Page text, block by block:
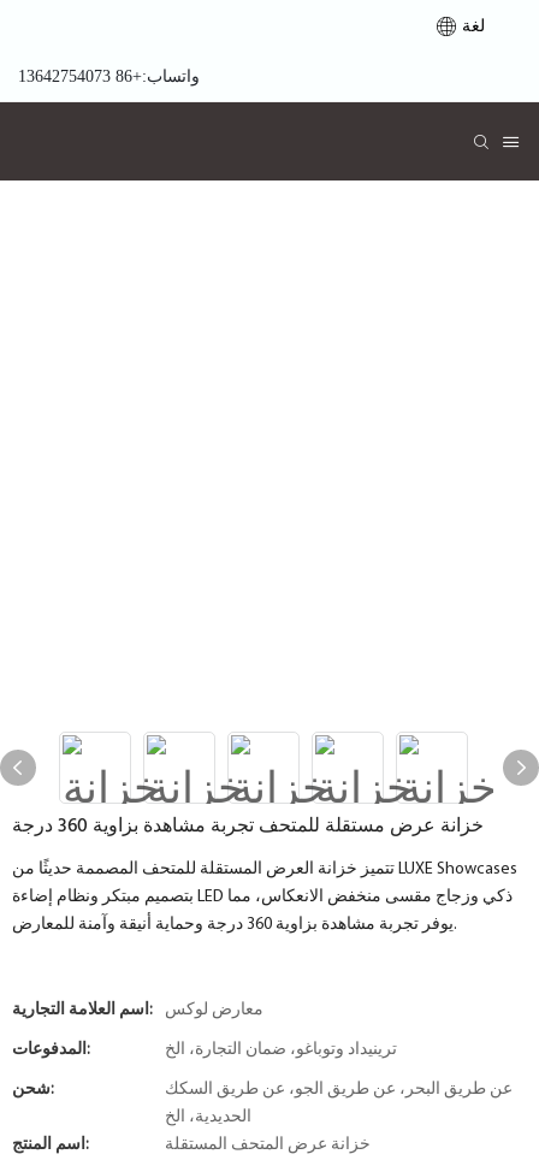
لغة
واتساب:+86 13642754073
خزانة عرض مستقلة للمتحف تجربة مشاهدة بزاوية 360 درجة
تتميز خزانة العرض المستقلة للمتحف المصممة حديثًا من LUXE Showcases
بتصميم مبتكر ونظام إضاءة LED ذكي وزجاج مقسى منخفض الانعكاس، مما
يوفر تجربة مشاهدة بزاوية 360 درجة وحماية أنيقة وآمنة للمعارض.
اسم العلامة التجارية: معارض لوكس
المدفوعات: ترينيداد وتوباغو، ضمان التجارة، الخ
شحن:
عن طريق البحر، عن طريق الجو، عن طريق السكك
الحديدية، الخ
اسم المنتج:
خزانة عرض المتحف المستقلة